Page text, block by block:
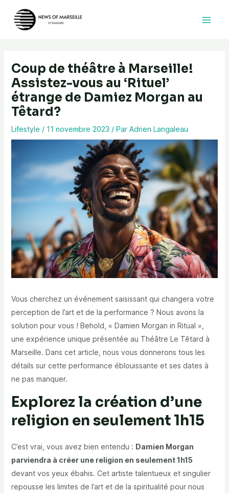
contenu
Coup de théâtre à Marseille!
Assistez-vous au ‘Rituel’
étrange de Damiez Morgan au
Têtard?
Lifestyle / 11 novembre 2023 / Par Adrien Langaleau
Vous cherchez un événement saisissant qui changera votre
perception de l’art et de la performance ? Nous avons la
solution pour vous ! Behold, « Damien Morgan in Ritual »,
une expérience unique présentée au Théâtre Le Têtard à
Marseille. Dans cet article, nous vous donnerons tous les
détails sur cette performance éblouissante et ses dates à
ne pas manquer.
Explorez la création d’une
religion en seulement 1h15
C’est vrai, vous avez bien entendu : Damien Morgan
parviendra à créer une religion en seulement 1h15
devant vos yeux ébahis. Cet artiste talentueux et singulier
repousse les limites de l’art et de la spiritualité pour nous